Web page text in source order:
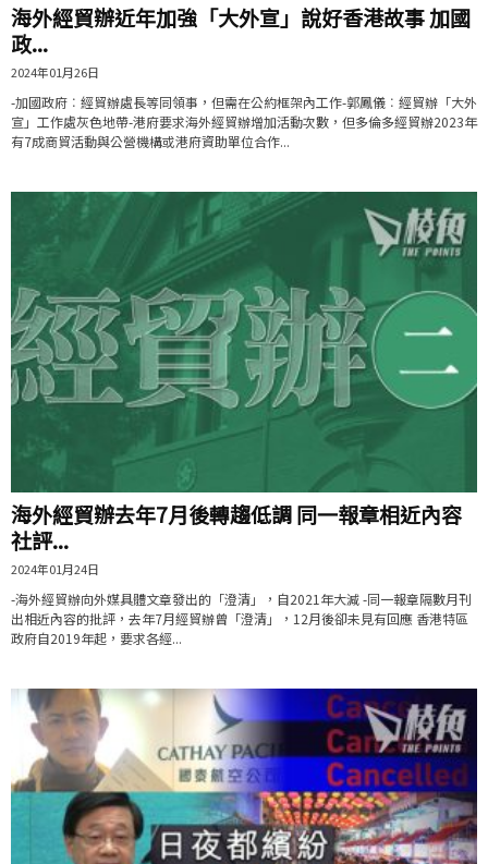
海外經貿辦近年加強「大外宣」說好香港故事 加國
政...
2024年01月26日
-加國政府︰經貿辦處長等同領事，但需在公約框架內工作-郭鳳儀︰經貿辦「大外
宣」工作處灰色地帶-港府要求海外經貿辦增加活動次數，但多倫多經貿辦2023年
有7成商貿活動與公營機構或港府資助單位合作...
海外經貿辦去年7月後轉趨低調 同一報章相近內容
社評...
2024年01月24日
-海外經貿辦向外媒具體文章發出的「澄清」，自2021年大減 -同一報章隔數月刊
出相近內容的批評，去年7月經貿辦曾「澄清」，12月後卻未見有回應 香港特區
政府自2019年起，要求各經...